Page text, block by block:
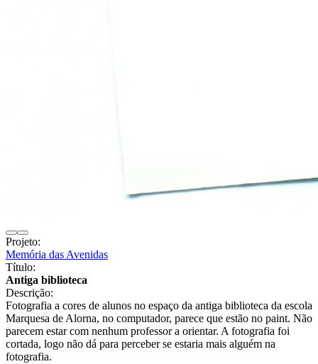
Projeto:
Memória das Avenidas
Título:
Antiga biblioteca
Descrição:
Fotografia a cores de alunos no espaço da antiga biblioteca da escola
Marquesa de Alorna, no computador, parece que estão no paint. Não
parecem estar com nenhum professor a orientar. A fotografia foi
cortada, logo não dá para perceber se estaria mais alguém na
fotografia.